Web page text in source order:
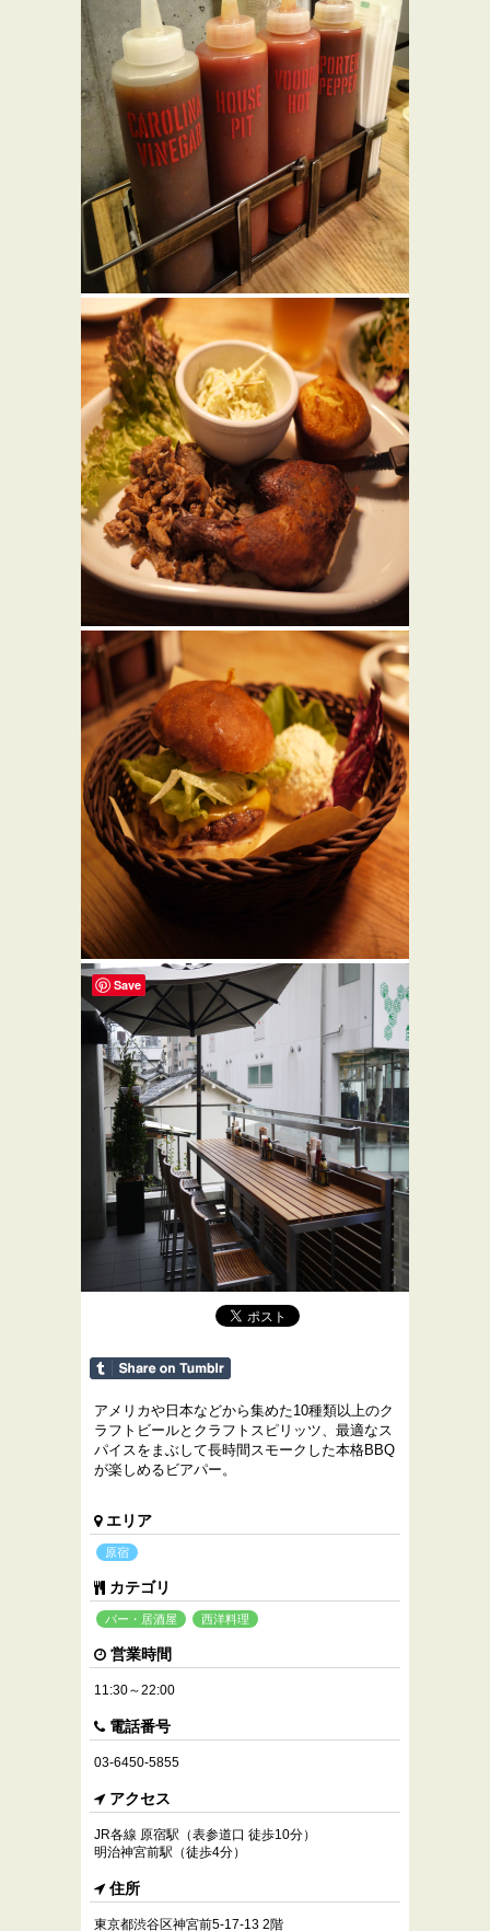
アメリカや日本などから集めた10種類以上のク
ラフトビールとクラフトスピリッツ、最適なス
パイスをまぶして長時間スモークした本格BBQ
が楽しめるビアパー。
エリア
原宿
カテゴリ
バー・居酒屋 西洋料理
営業時間
11:30～22:00
電話番号
03-6450-5855
アクセス
JR各線 原宿駅（表参道口 徒歩10分）
明治神宮前駅（徒歩4分）
住所
東京都渋谷区神宮前5-17-13 2階
Save